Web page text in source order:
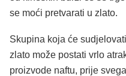
se moći pretvarati u zlato.
Skupina koja će
zlato može postati vrlo
proizvode naftu, prije